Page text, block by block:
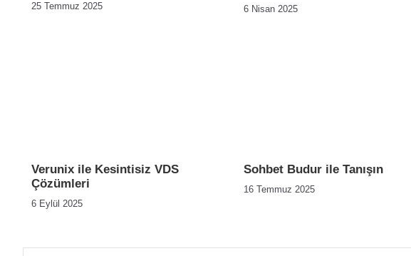
25 Temmuz 2025 6 Nisan 2025
Verunix ile Kesintisiz VDS
Çözümleri
6 Eylül 2025
Sohbet Budur ile Tanışın
16 Temmuz 2025